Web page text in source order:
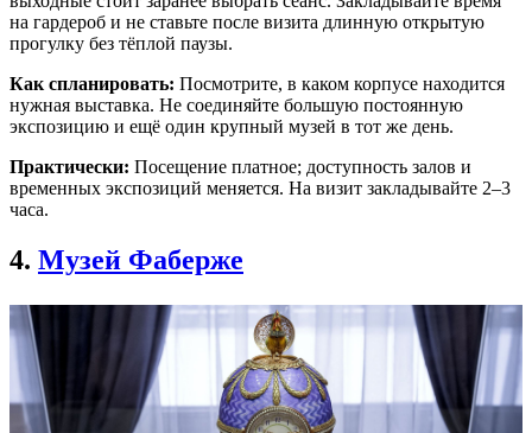
на гардероб и не ставьте после визита длинную открытую
прогулку без тёплой паузы.
Как спланировать: Посмотрите, в каком корпусе находится
нужная выставка. Не соединяйте большую постоянную
экспозицию и ещё один крупный музей в тот же день.
Практически: Посещение платное; доступность залов и
временных экспозиций меняется. На визит закладывайте 2–3
часа.
4. Музей Фаберже